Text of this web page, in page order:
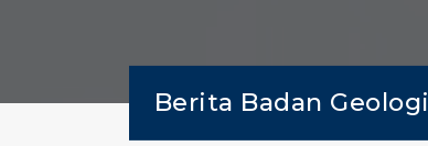
Berita Badan Geologi